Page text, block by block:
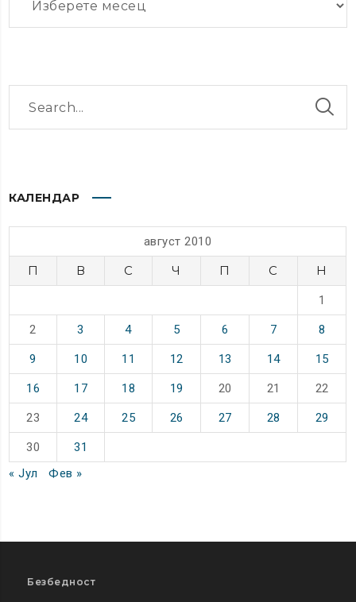
КАЛЕНДАР
август 2010
П В С Ч П С Н
1
2 3 4 5 6 7 8
9 10 11 12 13 14 15
16 17 18 19 20 21 22
23 24 25 26 27 28 29
30
31
« Јул
Фев »
Безбедност